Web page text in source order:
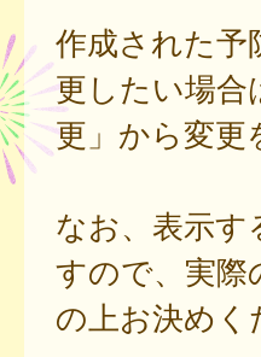
作成された予
更したい場合
更」から変更
なお、表示
すので、実際
の上お決めく